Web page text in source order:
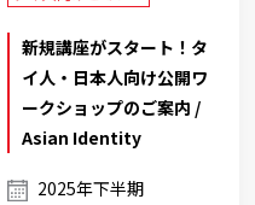
新規講座がスタート！タ
イ人・日本人向け公開ワ
ークショップのご案内 /
Asian Identity
2025年下半期